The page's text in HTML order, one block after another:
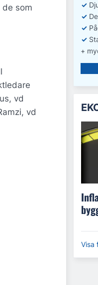
de som
vd
vd
✓ D
✓
✓
✓
+
Visa